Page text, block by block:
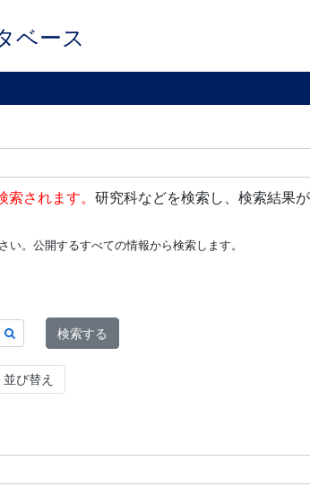
ベース
されます。 研究科などを検索し、検索結果
。公開するすべての情報から検索します。
検索する
並び替え